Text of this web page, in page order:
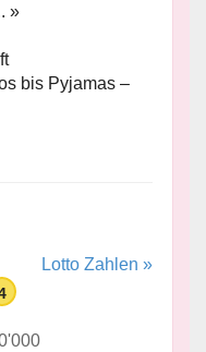
»
bis Pyjamas –
Lotto Zahlen »